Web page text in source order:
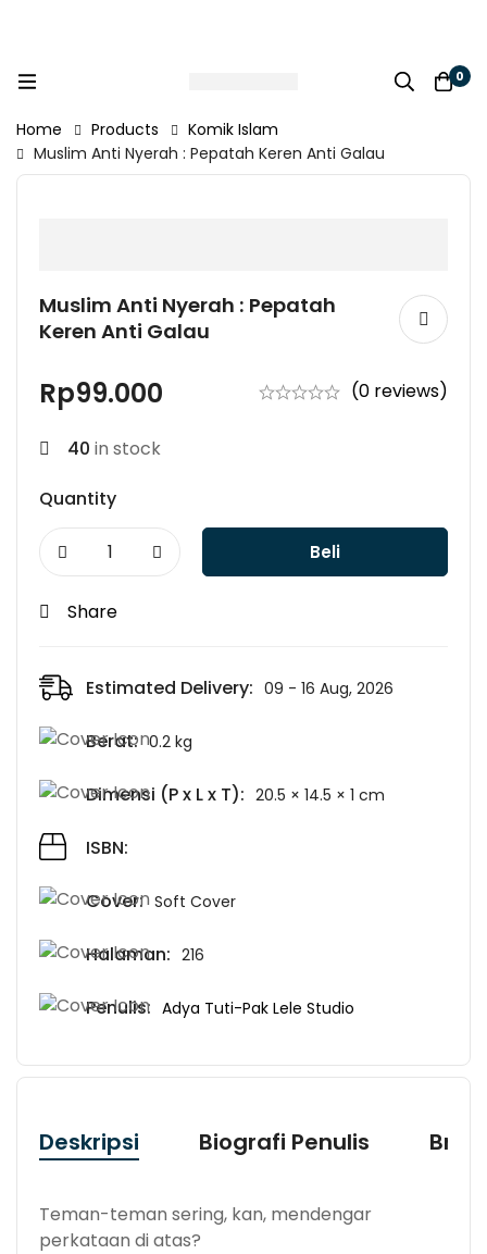
0
Home Products
Komik Islam
Muslim Anti Nyerah : Pepatah Keren Anti Galau
Muslim Anti Nyerah : Pepatah
Keren Anti Galau
Rp99.000 (0 reviews)
40 in stock
Quantity
Beli
Share
Estimated Delivery: 09 - 16 Aug, 2026
Berat: 0.2 kg
Dimensi (P x L x T): 20.5 × 14.5 × 1 cm
ISBN:
Cover: Soft Cover
Halaman: 216
Penulis: Adya Tuti-Pak Lele Studio
Deskripsi Biografi Penulis
Teman-teman sering, kan, mendengar
perkataan di atas?